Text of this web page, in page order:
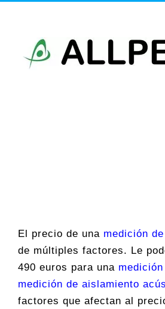
contenido
El precio de una medición
de múltiples factores. Le
490 euros para una
medición de aislamiento
factores que afectan al